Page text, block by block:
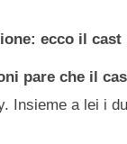
ecco il cast
pare che il
Insieme a lei i